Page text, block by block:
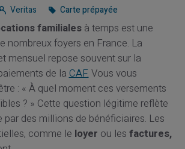
Veritas Carte prépayée
familialesà temps est une
nombreux foyers en France. La
mensuel repose souvent sur la
de laCAF.Vous vous
: « À quel moment ces versements
? » Cette question légitime reflète
par des millions de bénéficiaires. Les
comme le loyer ou les factures,